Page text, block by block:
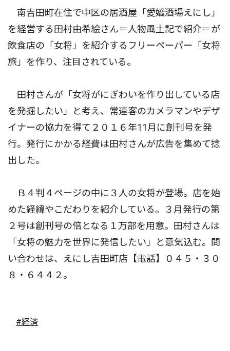
南吉田町在住で中区の居酒屋「愛嬌酒場えにし」
を経営する田村由希絵さん＝人物風土記で紹介＝が
飲食店の「女将」を紹介するフリーペーパー「女将
旅」を作り、注目されている。
田村さんが「女将がにぎわいを作り出している店
を発掘したい」と考え、常連客のカメラマンやデザ
イナーの協力を得て２０１６年11月に創刊号を発
行。発行にかかる経費は田村さんが広告を集めて捻
出した。
Ｂ４判４ページの中に３人の女将が登場。店を始
めた経緯やこだわりを紹介している。３月発行の第
２号は創刊号の倍となる１万部を用意。田村さんは
「女将の魅力を世界に発信したい」と意気込む。問
い合わせは、えにし吉田町店【電話】０４５・３０
８・６４４２。
#経済